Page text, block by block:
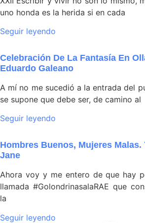
uno honda es la herida si en cada
Seguir leyendo
Celebración De La Fantasía En
Eduardo Galeano
A mí no me sucedió a la entrada del
se supone que debe ser, de camino al
Seguir leyendo
Hombres Buenos, Mujeres Malas.
Jane
Ahora voy y me entero de que hay
llamada #GolondrinasalaRAE que
la
Seguir leyendo